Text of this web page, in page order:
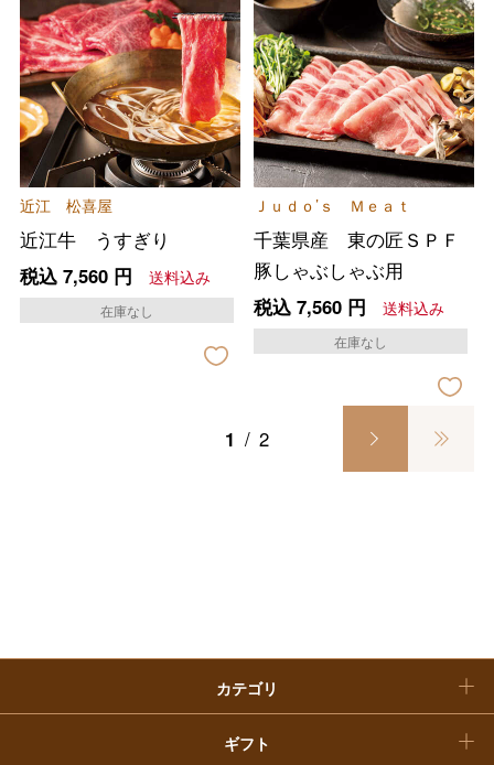
近江 松喜屋
近江牛 うすぎり
税込 7,560円 送料込み
在庫なし
Ｊｕｄｏ’ｓ Ｍｅａｔ
千葉県産 東の匠ＳＰＦ
豚しゃぶしゃぶ用
税込 7,560円 送料込み
在庫なし
1 / 2
カテゴリ
フード＆スイーツ
ビューティー
ファッション
ベビー＆キッズ
ギフト
大丸・松坂屋のギフト
出産内祝い
お香典返し
バレンタインチョコレート
ホワイトデー
母の日
父の日
福袋